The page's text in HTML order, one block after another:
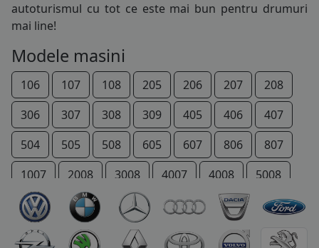
autoturismul cu tot ce este mai bun pentru drumuri
mai line!
Modele masini
106 107 108 205 206 207
208
306
307 308 309 405 406
407
504
505 508 605 607 806
807
1007
2008 3008 4007 4008
5008
206 +
207 + Bipper Boxer
Expert
IOn
P 4 Partner RCZ
Rifter
175/70R14
185/55R14
185/60R14
185/65R14
185/70R14
195/70R14
125/80R15
145/65R15